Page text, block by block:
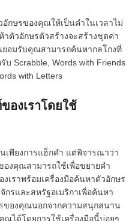
กษรของคุณให้เป็นคำในเวลาไม่
ตัวอักษรตัวสร้างจะสร้างชุดค่า
อมรับคุณสามารถค้นหากลโกงที่
Scrabble, Words with Friends
with Letters
องเราโดยใช้
เพียงการแฮ็กคำ แต่พิจารณาว่า
องคุณสามารถใช้เพื่อขยายคำ
เราพร้อมเครื่องมือค้นหาตัวอักษร
รและสหรัฐอเมริกาเพื่อค้นหา
ของคุณนอกจากความสนุกสนาน
ได้โดยการใช้เครื่องมือนี้บ่อยๆ